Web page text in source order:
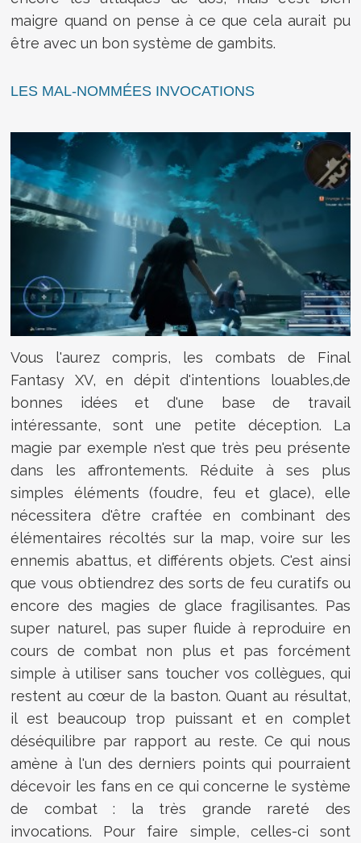
maigre quand on pense à ce que cela aurait pu
être avec un bon système de gambits.
LES MAL-NOMMÉES INVOCATIONS
Vous l'aurez compris, les combats de Final
Fantasy XV, en dépit d'intentions louables,de
bonnes idées et d'une base de travail
intéressante, sont une petite déception. La
magie par exemple n'est que très peu présente
dans les affrontements. Réduite à ses plus
simples éléments (foudre, feu et glace), elle
nécessitera d'être craftée en combinant des
élémentaires récoltés sur la map, voire sur les
ennemis abattus, et différents objets. C'est ainsi
que vous obtiendrez des sorts de feu curatifs ou
encore des magies de glace fragilisantes. Pas
super naturel, pas super fluide à reproduire en
cours de combat non plus et pas forcément
simple à utiliser sans toucher vos collègues, qui
restent au cœur de la baston. Quant au résultat,
il est beaucoup trop puissant et en complet
déséquilibre par rapport au reste. Ce qui nous
amène à l'un des derniers points qui pourraient
décevoir les fans en ce qui concerne le système
de combat : la très grande rareté des
invocations. Pour faire simple, celles-ci sont